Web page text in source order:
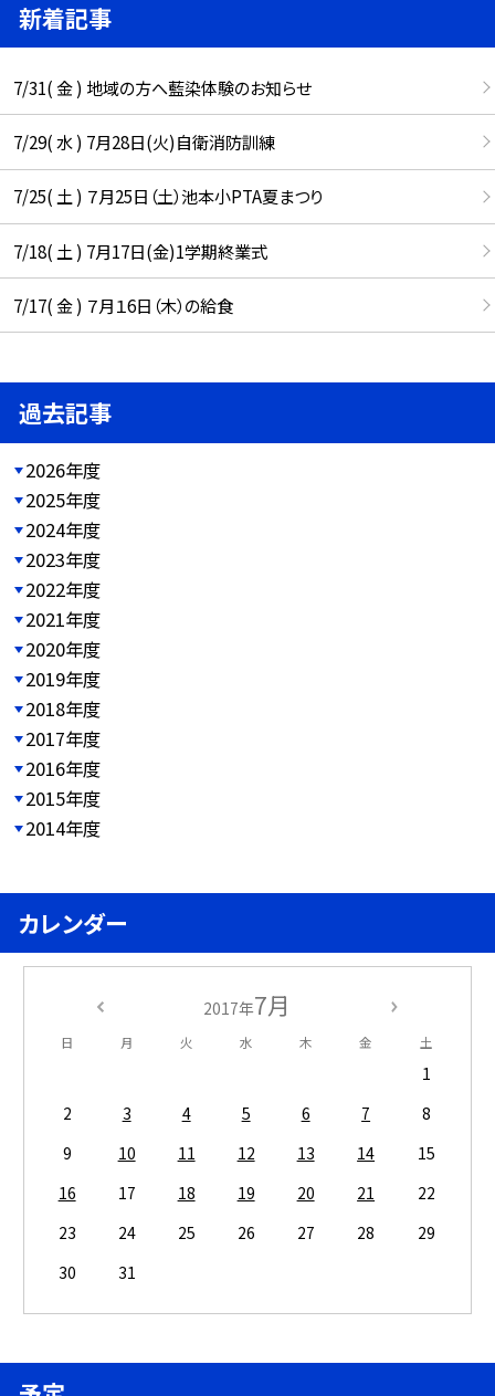
新着記事
7/31( 金 ) 地域の方へ藍染体験のお知らせ
7/29( 水 ) 7月28日(火)自衛消防訓練
7/25( 土 ) ７月25日（土）池本小PTA夏まつり
7/18( 土 ) 7月17日(金)1学期終業式
7/17( 金 ) ７月１6日（木）の給食
過去記事
2026年度
2025年度
2024年度
2023年度
2022年度
2021年度
2020年度
2019年度
2018年度
2017年度
2016年度
2015年度
2014年度
カレンダー
2017年7月
日 月 火 水 木 金 土
1
2
3 4 5 6 7
8
9
10 11 12 13 14
15
16
17 18 19 20 21
22
23
24 25 26 27 28
29
30
31